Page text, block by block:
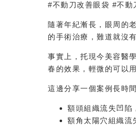
#不動刀改善眼袋 #不動
隨著年紀漸長，眼周的
的手術治療，難道就沒
事實上，托現今美容醫
春的效果，輕微的可以
這邊分享一個案例長時
額頭組織流失凹陷
額角太陽穴組織流